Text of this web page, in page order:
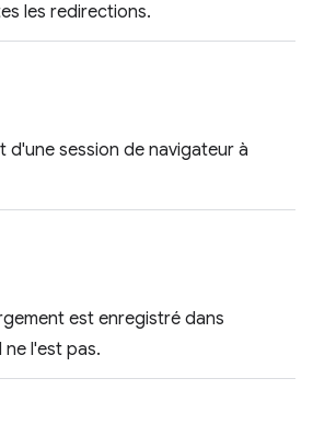
les redirections.
d'une session de navigateur à
est enregistré dans
ne l'est pas.